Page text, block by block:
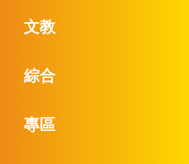
文教
綜合
專區